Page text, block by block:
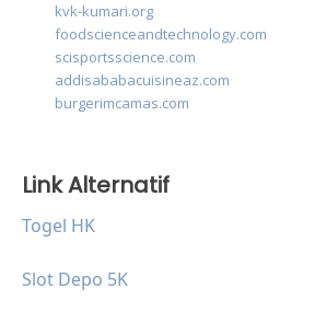
kvk-kumari.org
foodscienceandtechnology.com
scisportsscience.com
addisababacuisineaz.com
burgerimcamas.com
Link Alternatif
Togel HK
Slot Depo 5K